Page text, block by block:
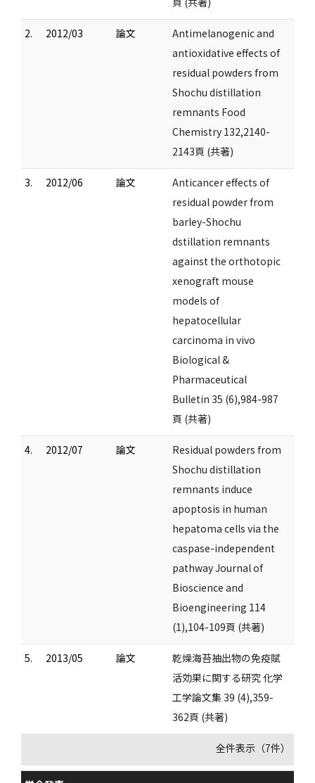
2. 2012/03 論文
Antimelanogenic and
antioxidative effects of
residual powders from
Shochu distillation
remnants Food
Chemistry 132,2140-
2143頁 (共著)
3. 2012/06 論文
Anticancer effects of
residual powder from
barley-Shochu
dstillation remnants
against the orthotopic
xenograft mouse
models of
hepatocellular
carcinoma in vivo
Biological &
Pharmaceutical
Bulletin 35 (6),984-987
頁 (共著)
4. 2012/07 論文
Residual powders from
Shochu distillation
remnants induce
apoptosis in human
hepatoma cells via the
caspase-independent
pathway Journal of
Bioscience and
Bioengineering 114
(1),104-109頁 (共著)
5. 2013/05 論文
乾燥海苔抽出物の免疫賦
活効果に関する研究 化学
工学論文集 39 (4),359-
362頁 (共著)
全件表示（7件）